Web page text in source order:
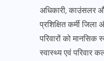
अधिकारी, काउंसलर
प्रशिक्षित कर्मी
परिवारों को मानसिक
स्वास्थ्य एवं परिवार